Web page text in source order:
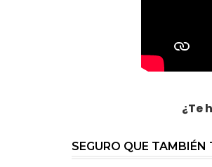
¿Te
SEGURO QUE TAMBIÉN